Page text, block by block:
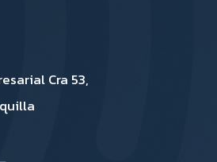
Cra 53,